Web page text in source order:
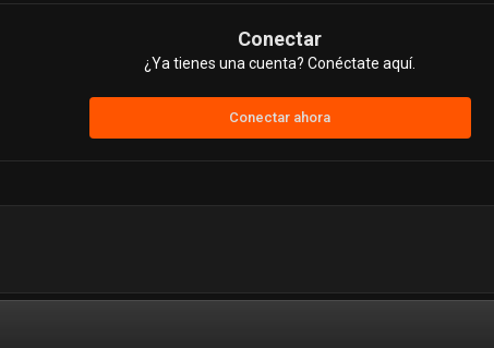
Conectar
¿Ya tienes una cuenta? Conéctate aquí.
Conectar ahora